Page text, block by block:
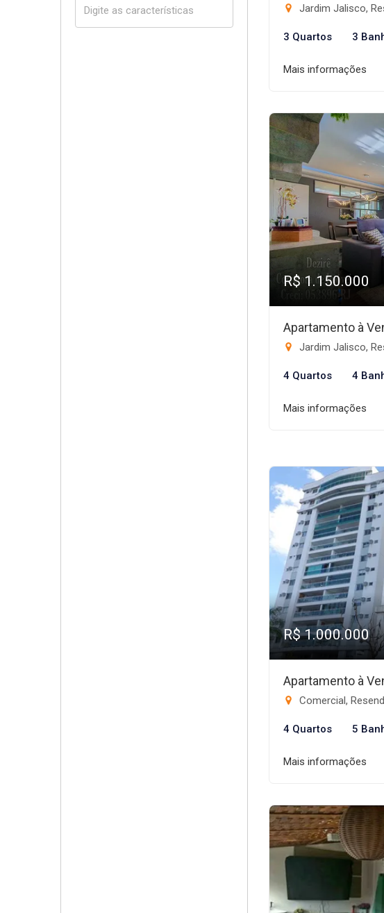
Jardim Jalisco,
3 Quartos 3
Mais informações
R$ 1.150.000
Apartamento à
Jardim Jalisco,
4 Quartos 4
Mais informações
R$ 1.000.000
Apartamento à
Comercial,
4 Quartos 5
Mais informações